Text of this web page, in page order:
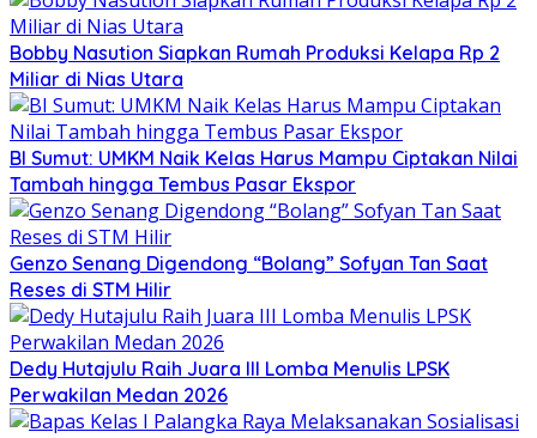
Bobby Nasution Siapkan Rumah Produksi Kelapa Rp 2
Miliar di Nias Utara
BI Sumut: UMKM Naik Kelas Harus Mampu Ciptakan Nilai
Tambah hingga Tembus Pasar Ekspor
Genzo Senang Digendong “Bolang” Sofyan Tan Saat
Reses di STM Hilir
Dedy Hutajulu Raih Juara III Lomba Menulis LPSK
Perwakilan Medan 2026